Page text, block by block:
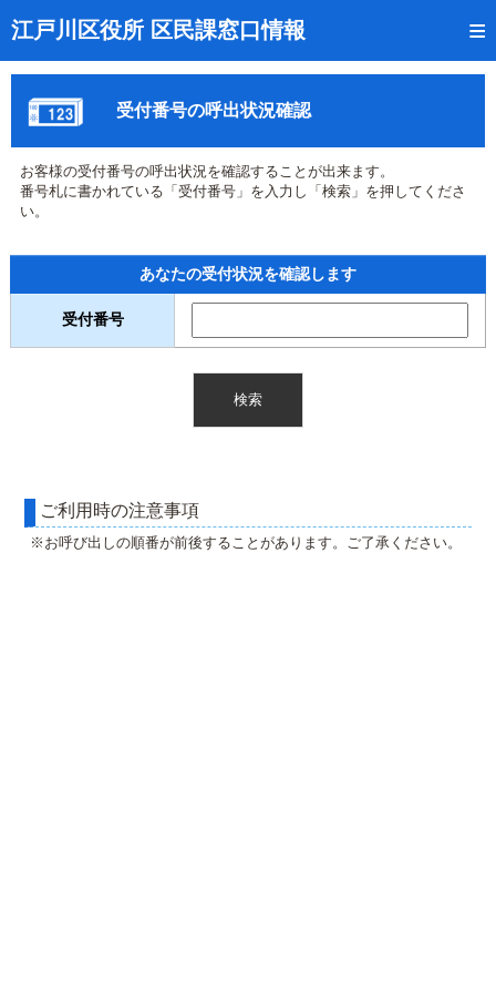
江戸川区役所 区民課窓口情報
トップページ
受付番号の呼出状況確認
証明書の交付状況確認
来庁日時の事前予約
事前予約の確認・取消
混雑予想カレンダー
受付番号の呼出状況確認
お客様の受付番号の呼出状況を確認することが出来ます。
番号札に書かれている「受付番号」を入力し「検索」を押してくださ
い。
あなたの受付状況を確認します
受付番号
ご利用時の注意事項
※お呼び出しの順番が前後することがあります。ご了承ください。